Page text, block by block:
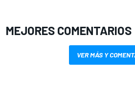
MEJORES COMENTARIOS
VER MÁS Y